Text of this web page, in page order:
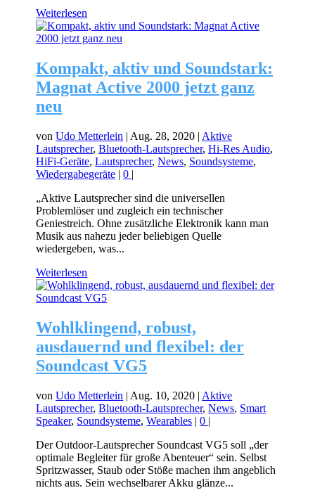
Weiterlesen
Kompakt, aktiv und Soundstark:
Magnat Active 2000 jetzt ganz
neu
vonUdo Metterlein | Aug. 28, 2020 | Aktive
Lautsprecher,Bluetooth-Lautsprecher,Hi-Res Audio,
HiFi-Geräte,Lautsprecher,News, Soundsysteme,
Wiedergabegeräte |0 |
„Aktive Lautsprecher sind die universellen
Problemlöser und zugleich ein technischer
Geniestreich. Ohne zusätzliche Elektronik kann man
Musik aus nahezu jeder beliebigen Quelle
wiedergeben, was...
Weiterlesen
Wohlklingend, robust,
ausdauernd und flexibel: der
Soundcast VG5
vonUdo Metterlein | Aug. 10, 2020 | Aktive
Lautsprecher,Bluetooth-Lautsprecher,News, Smart
Speaker, Soundsysteme,Wearables |0 |
Der Outdoor-Lautsprecher Soundcast VG5 soll „der
optimale Begleiter für große Abenteuer“ sein. Selbst
Spritzwasser, Staub oder Stöße machen ihm angeblich
nichts aus. Sein wechselbarer Akku glänze...